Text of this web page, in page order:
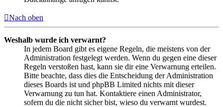
Nach oben
Weshalb wurde ich verwarnt?
In jedem Board gibt es eigene Regeln, die meistens von der
Administration festgelegt werden. Wenn du gegen eine dieser
Regeln verstoßen hast, kann sie dir eine Verwarnung erteilen.
Bitte beachte, dass dies die Entscheidung der Administration
dieses Boards ist und phpBB Limited nichts mit dieser
Verwarnung zu tun hat. Kontaktiere einen Administrator,
sofern du die nicht sicher bist, wieso du verwarnt wurdest.